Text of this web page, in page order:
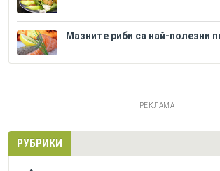
Мазните риби са най-полезни
РЕКЛАМА
РУБРИКИ